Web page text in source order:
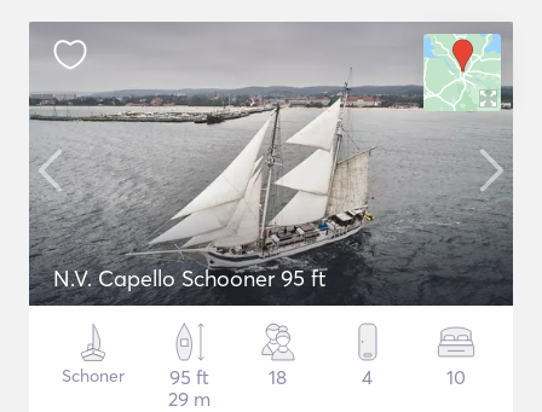
N.V. Capello Schooner 95 ft
Schoner
95 ft
29 m
18 4 10